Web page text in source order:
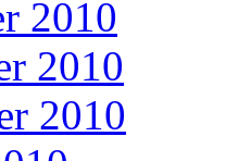
2010
2010
2010